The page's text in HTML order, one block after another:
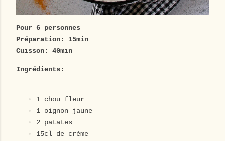
Pour 6 personnes
Préparation: 15min
Cuisson: 40min
Ingrédients:
1 chou fleur
1 oignon jaune
2 patates
15cl de crème